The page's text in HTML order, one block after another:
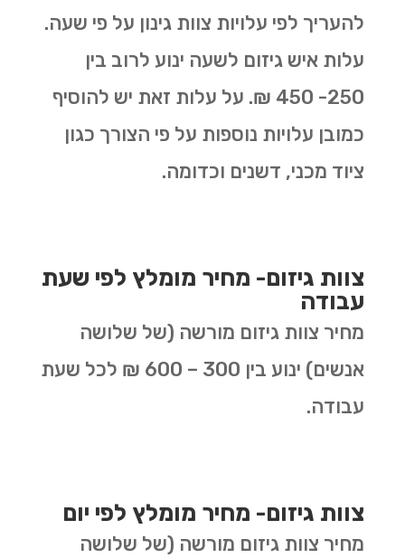
להעריך לפי עלויות צוות גינון על פי שעה.
עלות איש גיזום לשעה ינוע לרוב בין
250- 450 ₪. על עלות זאת יש להוסיף
כמובן עלויות נוספות על פי הצורך כגון
ציוד מכני, דשנים וכדומה.
צוות גיזום- מחיר מומלץ לפי שעת
עבודה
מחיר צוות גיזום מורשה (של שלושה
אנשים) ינוע בין 300 – 600 ₪ לכל שעת
עבודה.
צוות גיזום- מחיר מומלץ לפי יום
מחיר צוות גיזום מורשה (של שלושה